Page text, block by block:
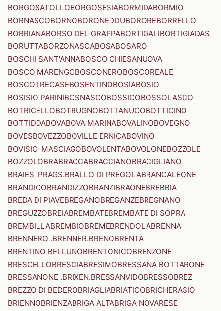
BORGOSATOLLOBORGOSESIABORMIDABORMIO
BORNASCOBORNOBORONEDDUBOROREBORRELLO
BORRIANABORSO DEL GRAPPABORTIGALIBORTIGIADAS
BORUTTABORZONASCABOSABOSARO
BOSCHI SANT'ANNABOSCO CHIESANUOVA
BOSCO MARENGOBOSCONEROBOSCOREALE
BOSCOTRECASEBOSENTINOBOSIABOSIO
BOSISIO PARINIBOSNASCOBOSSICOBOSSOLASCO
BOTRICELLOBOTRUGNOBOTTANUCOBOTTICINO
BOTTIDDABOVABOVA MARINABOVALINOBOVEGNO
BOVESBOVEZZOBOVILLE ERNICABOVINO
BOVISIO-MASCIAGOBOVOLENTABOVOLONEBOZZOLE
BOZZOLOBRABRACCABRACCIANOBRACIGLIANO
BRAIES .PRAGS.BRALLO DI PREGOLABRANCALEONE
BRANDICOBRANDIZZOBRANZIBRAONEBREBBIA
BREDA DI PIAVEBREGANOBREGANZEBREGNANO
BREGUZZOBREIABREMBATEBREMBATE DI SOPRA
BREMBILLABREMBIOBREMEBRENDOLABRENNA
BRENNERO .BRENNER.BRENOBRENTA
BRENTINO BELLUNOBRENTONICOBRENZONE
BRESCELLOBRESCIABRESIMOBRESSANA BOTTARONE
BRESSANONE .BRIXEN.BRESSANVIDOBRESSOBREZ
BREZZO DI BEDEROBRIAGLIABRIATICOBRICHERASIO
BRIENNOBRIENZABRIGA ALTABRIGA NOVARESE